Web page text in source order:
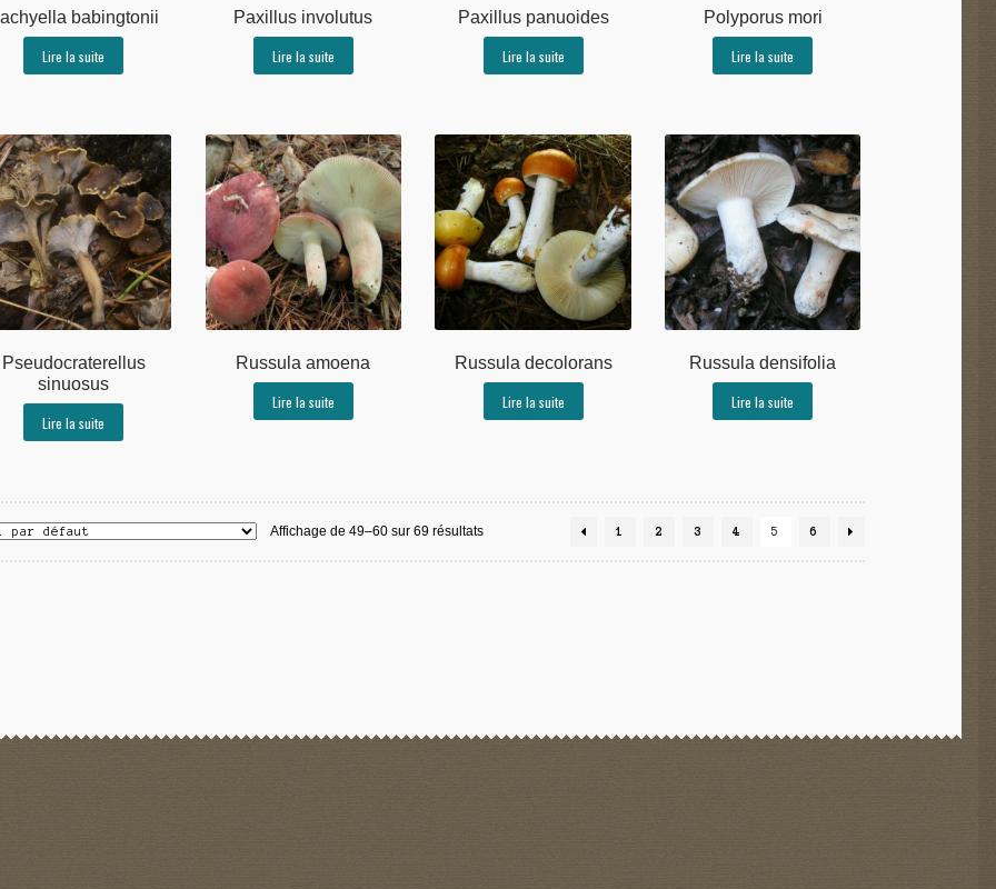
babingtonii
Lire la suite
Paxillus involutus
Lire la suite
Paxillus panuoides
Lire la suite
Polyporus mori
Lire la suite
Pseudocraterellus
sinuosus
Lire la suite
Russula amoena
Lire la suite
Russula decolorans
Lire la suite
Russula densifolia
Lire la suite
Affichage de 49–60 sur 69 résultats 1 2 3 4 5 6